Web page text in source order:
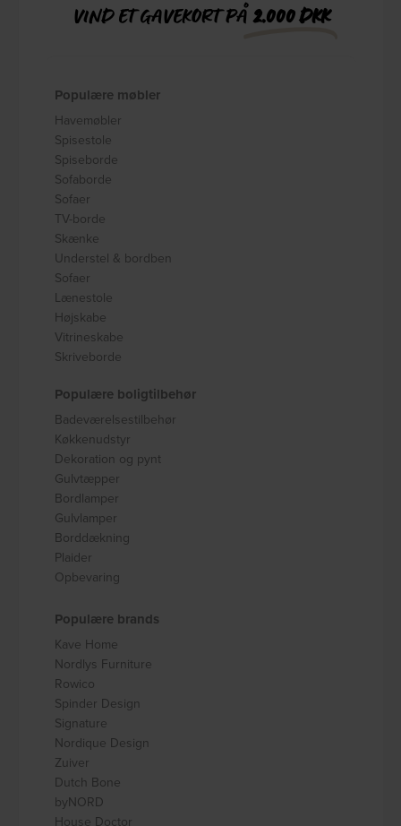
VIND ET GAVEKORT PÅ2.000 DKK
Populære møbler
Havemøbler
Spisestole
Spiseborde
Sofaborde
Sofaer
TV-borde
Skænke
Understel & bordben
Sofaer
Lænestole
Højskabe
Vitrineskabe
Skriveborde
Populære boligtilbehør
Badeværelsestilbehør
Køkkenudstyr
Dekoration og pynt
Gulvtæpper
Bordlamper
Gulvlamper
Borddækning
Plaider
Opbevaring
Populære brands
Kave Home
Nordlys Furniture
Rowico
Spinder Design
Signature
Nordique Design
Zuiver
Dutch Bone
byNORD
House Doctor